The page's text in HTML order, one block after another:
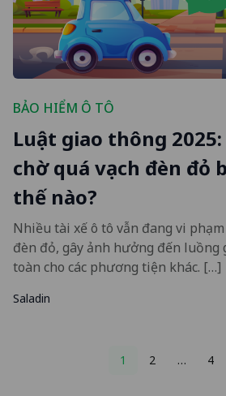
BẢO HIỂM Ô TÔ
Luật giao thông
chờ quá vạch đèn đỏ
thế nào?
Nhiều tài xế ô tô vẫn đang vi
đèn đỏ, gây ảnh hưởng đến luồng
toàn cho các phương tiện khác. […]
Saladin
Posts
1 2 … 4